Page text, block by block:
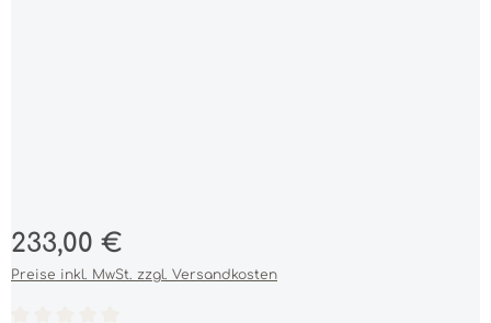
Regulärer Preis:
233,00 €
Preise inkl. MwSt. zzgl. Versandkosten